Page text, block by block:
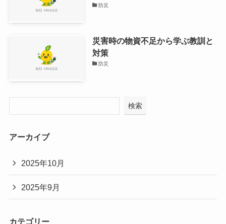
防災
災害時の物資不足から学ぶ教訓と
対策
防災
検索
アーカイブ
2025年10月
2025年9月
カテゴリー